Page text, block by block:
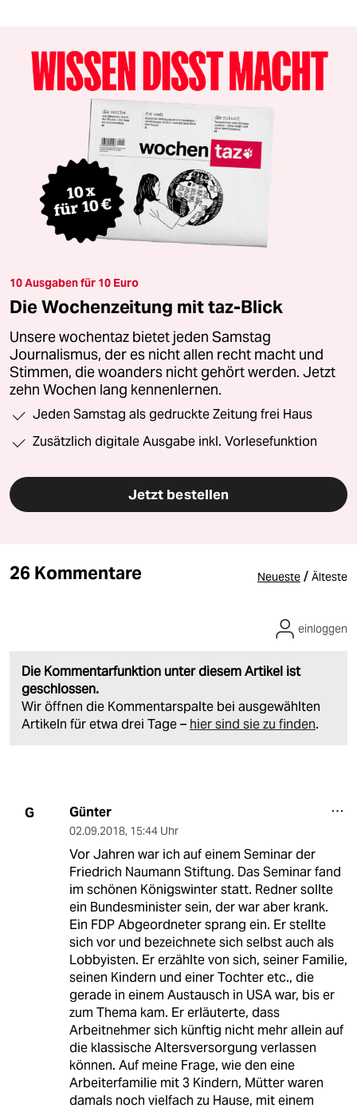
10 Ausgaben für 10 Euro
Die Wochenzeitung mit taz-Blick
Unsere wochentaz bietet jeden Samstag
Journalismus, der es nicht allen recht macht und
Stimmen, die woanders nicht gehört werden. Jetzt
zehn Wochen lang kennenlernen.
Jeden Samstag als gedruckte Zeitung frei Haus
Zusätzlich digitale Ausgabe inkl. Vorlesefunktion
Jetzt bestellen
26 Kommentare Neueste / Älteste
Die Kommentarfunktion unter diesem Artikel ist
geschlossen.
Wir öffnen die Kommentarspalte bei ausgewählten
Artikeln für etwa drei Tage – hier sind sie zu finden.
einloggen
G Günter
02.09.2018, 15:44 Uhr
Vor Jahren war ich auf einem Seminar der
Friedrich Naumann Stiftung. Das Seminar fand
im schönen Königswinter statt. Redner sollte
ein Bundesminister sein, der war aber krank.
Ein FDP Abgeordneter sprang ein. Er stellte
sich vor und bezeichnete sich selbst auch als
Lobbyisten. Er erzählte von sich, seiner Familie,
seinen Kindern und einer Tochter etc., die
gerade in einem Austausch in USA war, bis er
zum Thema kam. Er erläuterte, dass
Arbeitnehmer sich künftig nicht mehr allein auf
die klassische Altersversorgung verlassen
können. Auf meine Frage, wie den eine
Arbeiterfamilie mit 3 Kindern, Mütter waren
damals noch vielfach zu Hause, mit einem